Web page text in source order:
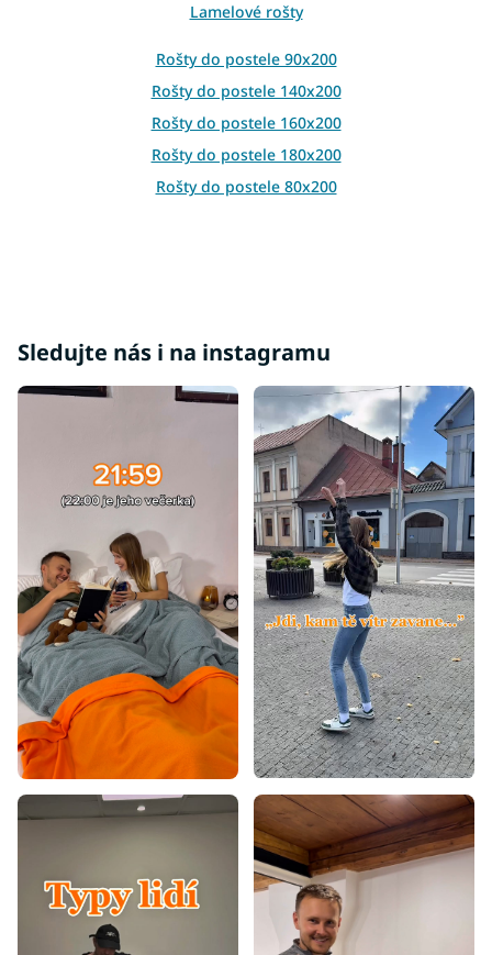
í
r
v
k
y
v
ý
p
Lamelové rošty
Rošty do postele 90x200
Rošty do postele 140x200
Rošty do postele 160x200
Rošty do postele 180x200
Rošty do postele 80x200
Sledujte nás i na instagramu